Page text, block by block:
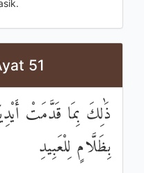
51
ذَٰلِكَ بِمَا قَدَّمَتْ
بِظَلَّامٍ لِلْعَبِيدِ